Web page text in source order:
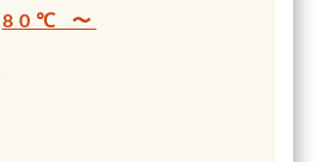
80℃ 〜